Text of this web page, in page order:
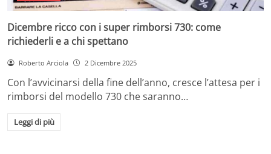
Dicembre ricco con i super rimborsi 730: come
richiederli e a chi spettano
Roberto Arciola 2 Dicembre 2025
Con l’avvicinarsi della fine dell’anno, cresce l’attesa per i
rimborsi del modello 730 che saranno…
Leggi di più